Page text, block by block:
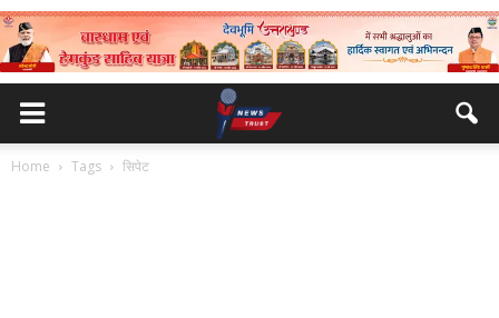
Home Tags सिपेट